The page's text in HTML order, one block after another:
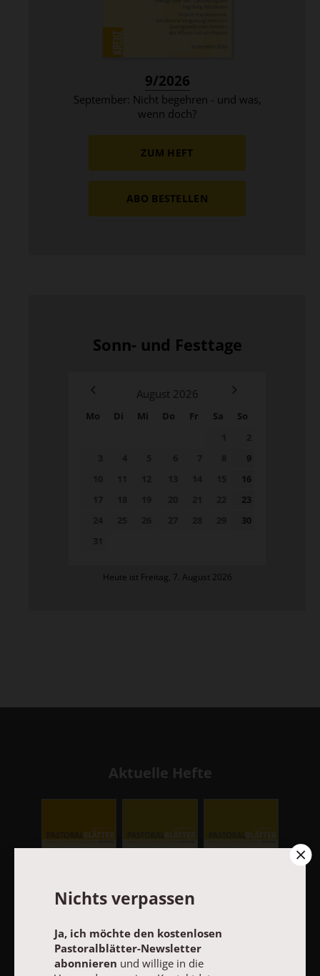
9/2026
September: Nicht begehren - und was,
wenn doch?
ZUM HEFT
ABO BESTELLEN
Sonn- und Festtage
August 2026
Mo Di Mi Do Fr Sa
So
9
16
23
30
Heute ist Freitag, 7. August 2026
Aktuelle Hefte
9/2026:
September:
Nicht begehren
8/2026:
August: ...kein
falsch Zeugnis
7/2026
(Ohn)Macht
Nichts verpassen
Ja, ich möchte den kostenlosen
Pastoralblätter-Newsletter
abonnieren und willige in die